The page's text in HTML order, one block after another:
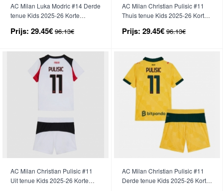
AC Milan Luka Modric #14 Derde
tenue Kids 2025-26 Korte
Prijs: 29.45€ 96.13€
AC Milan Christian Pulisic #11
Thuis tenue Kids 2025-26 Korte
Prijs: 29.45€ 96.13€
AC Milan Christian Pulisic #11
Uit tenue Kids 2025-26 Korte
AC Milan Christian Pulisic #11
Derde tenue Kids 2025-26 Korte